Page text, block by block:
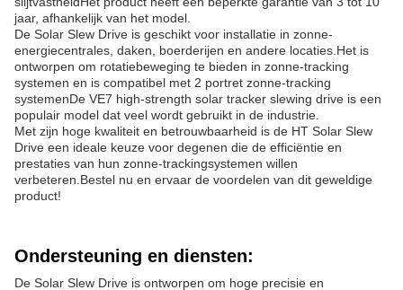
jaar, afhankelijk van het model.
De Solar Slew Drive is geschikt voor installatie in zonne-
energiecentrales, daken, boerderijen en andere locaties.Het is
ontworpen om rotatiebeweging te bieden in zonne-tracking
systemen en is compatibel met 2 portret zonne-tracking
systemenDe VE7 high-strength solar tracker slewing drive is een
populair model dat veel wordt gebruikt in de industrie.
Met zijn hoge kwaliteit en betrouwbaarheid is de HT Solar Slew
Drive een ideale keuze voor degenen die de efficiëntie en
prestaties van hun zonne-trackingsystemen willen
verbeteren.Bestel nu en ervaar de voordelen van dit geweldige
product!
Ondersteuning en diensten:
De Solar Slew Drive is ontworpen om hoge precisie en